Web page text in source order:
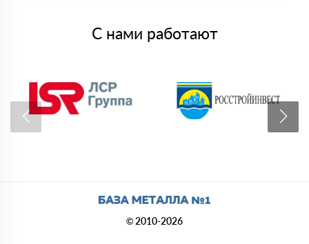
С нами работают
© 2010-2026